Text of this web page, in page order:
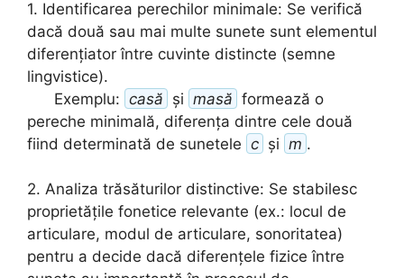
1. Identificarea perechilor minimale: Se verifică
dacă două sau mai multe sunete sunt elementul
diferențiator între cuvinte distincte (semne
lingvistice).
Exemplu: casă și masă formează o
pereche minimală, diferența dintre cele două
fiind determinată de sunetele c și m .
2. Analiza trăsăturilor distinctive: Se stabilesc
proprietățile fonetice relevante (ex.: locul de
articulare, modul de articulare, sonoritatea)
pentru a decide dacă diferențele fizice între